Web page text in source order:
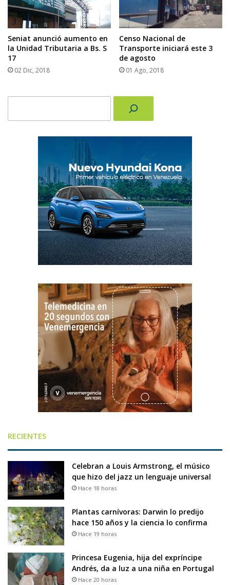
Seniat anunció aumento en
la Unidad Tributaria a Bs. S
17
02 Dic, 2018
Censo Nacional de
Transporte iniciará este 3
de agosto
01 Ago, 2018
RECIENTES
Celebran a Louis Armstrong, el músico
que hizo del jazz un lenguaje universal
Hace 18 horas
Plantas carnívoras: Darwin lo predijo
hace 150 años y la ciencia lo confirma
Hace 19 horas
Princesa Eugenia, hija del expríncipe
Andrés, da a luz a una niña en Portugal
Hace 20 horas